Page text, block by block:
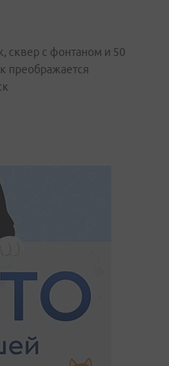
сквер с фонтаном и 50
преображается